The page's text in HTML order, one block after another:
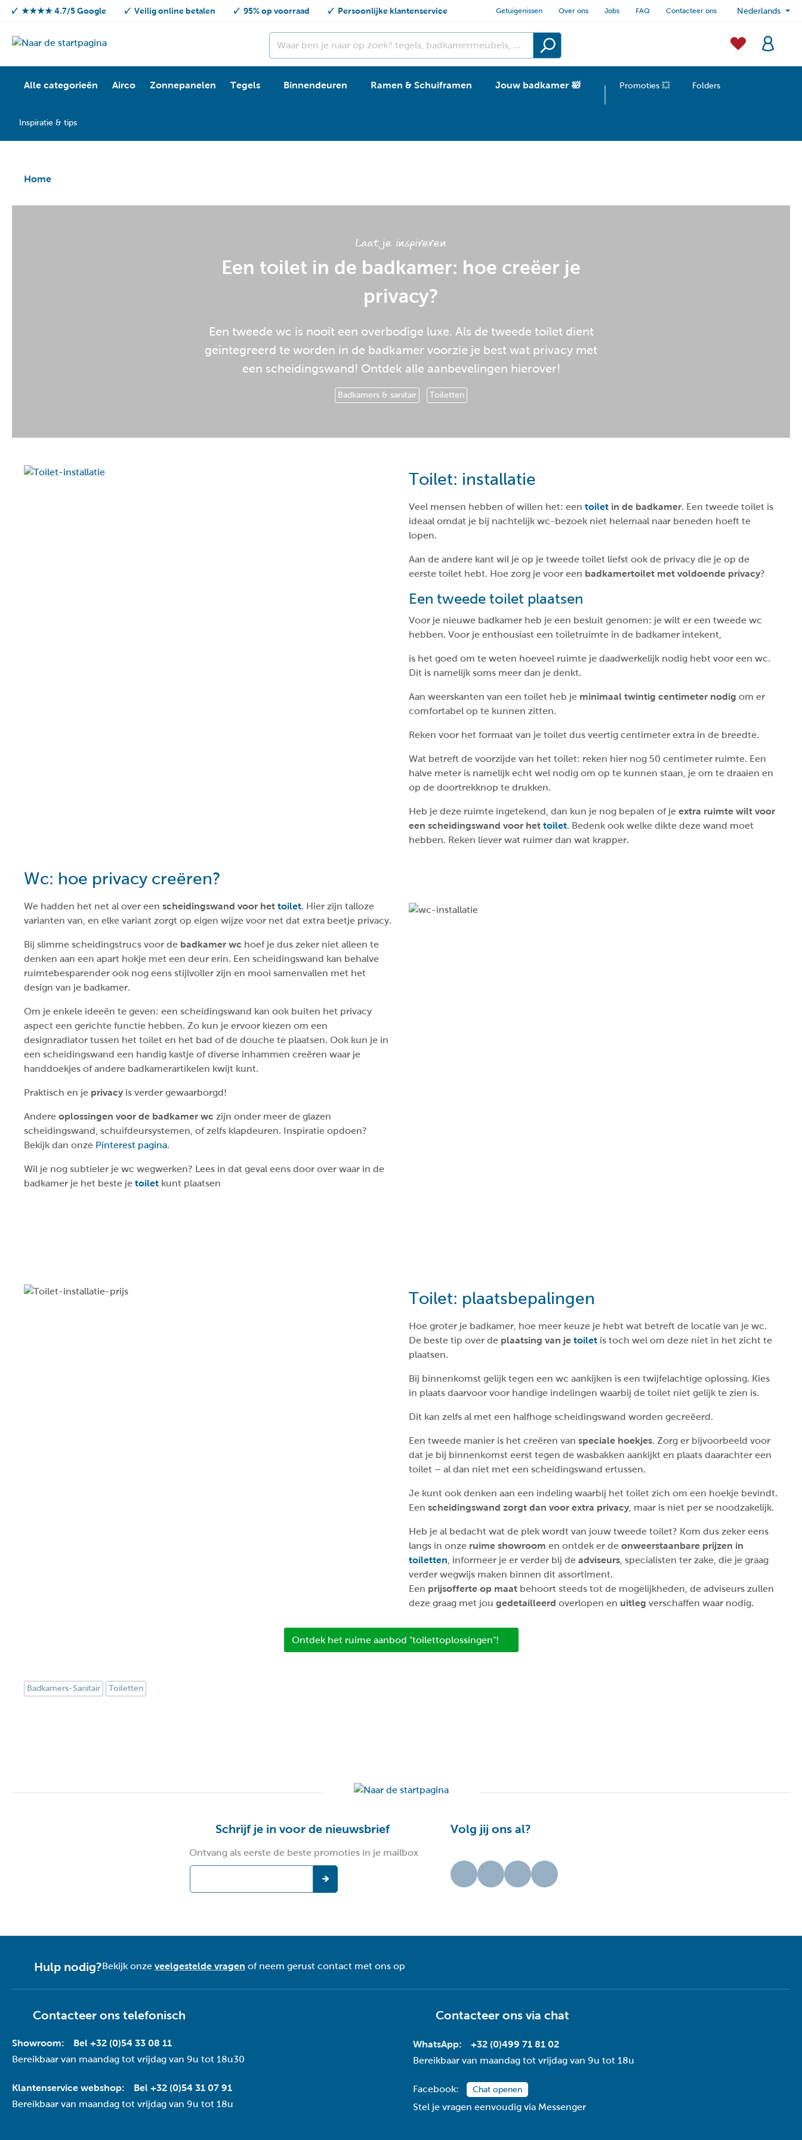
★★★★ 4.7/5 Google Veilig online betalen 95% op voorraad Persoonlijke klantenservice Getuigenissen Over ons Jobs FAQ Contacteer ons Nederlands
Alle categorieën Airco Zonnepanelen Tegels Binnendeuren Ramen & Schuiframen Jouw badkamer 🛀 Promoties 💥 Folders
Inspiratie & tips
Home
Laat je inspireren
Een toilet in de badkamer: hoe creëer je
privacy?
Een tweede wc is nooit een overbodige luxe. Als de tweede toilet dient
geïntegreerd te worden in de badkamer voorzie je best wat privacy met
een scheidingswand! Ontdek alle aanbevelingen hierover!
Badkamers & sanitair Toiletten
Toilet: installatie
Veel mensen hebben of willen het: een toilet in de badkamer. Een tweede toilet is
ideaal omdat je bij nachtelijk wc-bezoek niet helemaal naar beneden hoeft te
lopen.
Aan de andere kant wil je op je tweede toilet liefst ook de privacy die je op de
eerste toilet hebt. Hoe zorg je voor een badkamertoilet met voldoende privacy?
Een tweede toilet plaatsen
Voor je nieuwe badkamer heb je een besluit genomen: je wilt er een tweede wc
hebben. Voor je enthousiast een toiletruimte in de badkamer intekent,
is het goed om te weten hoeveel ruimte je daadwerkelijk nodig hebt voor een wc.
Dit is namelijk soms meer dan je denkt.
Aan weerskanten van een toilet heb jeminimaal twintig centimeter nodig om er
comfortabel op te kunnen zitten.
Reken voor het formaat van je toilet dus veertig centimeter extra in de breedte.
Wat betreft de voorzijde van het toilet: reken hier nog 50 centimeter ruimte. Een
halve meter is namelijk echt wel nodig om op te kunnen staan, je om te draaien en
op de doortrekknop te drukken.
Heb je deze ruimte ingetekend, dan kun je nog bepalen of je extra ruimte wilt voor
een scheidingswand voor het toilet. Bedenk ook welke dikte deze wand moet
hebben. Reken liever wat ruimer dan wat krapper.
Wc: hoe privacy creëren?
We hadden het net al over een scheidingswand voor het toilet. Hier zijn talloze
varianten van, en elke variant zorgt op eigen wijze voor net dat extra beetje privacy.
Bij slimme scheidingstrucs voor de badkamer wc hoef je dus zeker niet alleen te
denken aan een apart hokje met een deur erin. Een scheidingswand kan behalve
ruimtebesparender ook nog eens stijlvoller zijn en mooi samenvallen met het
design van je badkamer.
Om je enkele ideeën te geven: een scheidingswand kan ook buiten het privacy
aspect een gerichte functie hebben. Zo kun je ervoor kiezen om een
designradiator tussen het toilet en het bad of de douche te plaatsen. Ook kun je in
een scheidingswand een handig kastje of diverse inhammen creëren waar je
handdoekjes of andere badkamerartikelen kwijt kunt.
Praktisch en je privacy is verder gewaarborgd!
Andere oplossingen voor de badkamer wc zijn onder meer de glazen
scheidingswand, schuifdeursystemen, of zelfs klapdeuren. Inspiratie opdoen?
Bekijk dan onze Pinterest pagina.
Wil je nog subtieler je wc wegwerken? Lees in dat geval eens door over waar in de
badkamer je het beste je toilet kunt plaatsen
Toilet: plaatsbepalingen
Hoe groter je badkamer, hoe meer keuze je hebt wat betreft de locatie van je wc.
De beste tip over de plaatsing van je toilet is toch wel om deze niet in het zicht te
plaatsen.
Bij binnenkomst gelijk tegen een wc aankijken is een twijfelachtige oplossing. Kies
in plaats daarvoor voor handige indelingen waarbij de toilet niet gelijk te zien is.
Dit kan zelfs al met een halfhoge scheidingswand worden gecreëerd.
Een tweede manier is het creëren van speciale hoekjes. Zorg er bijvoorbeeld voor
dat je bij binnenkomst eerst tegen de wasbakken aankijkt en plaats daarachter een
toilet – al dan niet met een scheidingswand ertussen.
Je kunt ook denken aan een indeling waarbij het toilet zich om een hoekje bevindt.
Een scheidingswand zorgt dan voor extra privacy, maar is niet per se noodzakelijk.
Heb je al bedacht wat de plek wordt van jouw tweede toilet? Kom dus zeker eens
langs in onze ruime showroom en ontdek er de onweerstaanbare prijzen in
toiletten , informeer je er verder bij de adviseurs, specialisten ter zake, die je graag
verder wegwijs maken binnen dit assortiment.
Een prijsofferte op maatbehoort steeds tot de mogelijkheden, de adviseurs zullen
deze graag met jou gedetailleerd overlopen en uitleg verschaffen waar nodig.
Ontdek het ruime aanbod "toilettoplossingen"!
Badkamers-Sanitair Toiletten
Schrijf je in voor de nieuwsbrief
Ontvang als eerste de beste promoties in je mailbox
Volg jij ons al?
Hulp nodig?Bekijk onze veelgestelde vragen of neem gerust contact met ons op
Contacteer ons telefonisch
Showroom:
Bel +32 (0)54 33 08 11
Bereikbaar van maandag tot vrijdag van 9u tot 18u30
Klantenservice webshop:
Bel +32 (0)54 31 07 91
Bereikbaar van maandag tot vrijdag van 9u tot 18u
Contacteer ons via chat
WhatsApp:
+32 (0)499 71 81 02
Bereikbaar van maandag tot vrijdag van 9u tot 18u
Facebook: Chat openen
Stel je vragen eenvoudig via Messenger